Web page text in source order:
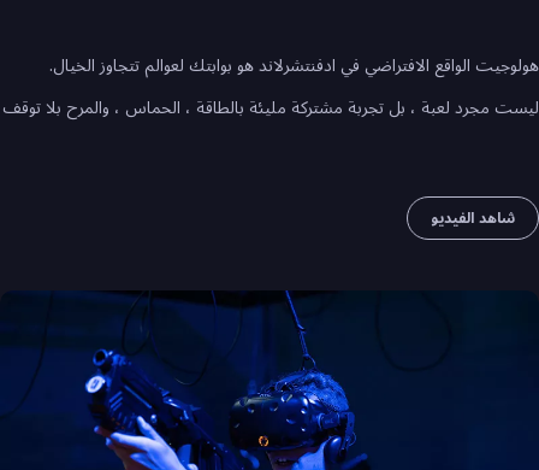
هولوجيت الواقع الافتراضي في ادفنتشرلاند هو بوابتك لعوالم تتجاوز الخيال.
ليست مجرد لعبة ، بل تجربة مشتركة مليئة بالطاقة ، الحماس ، والمرح بلا توقف
شاهد الفيديو